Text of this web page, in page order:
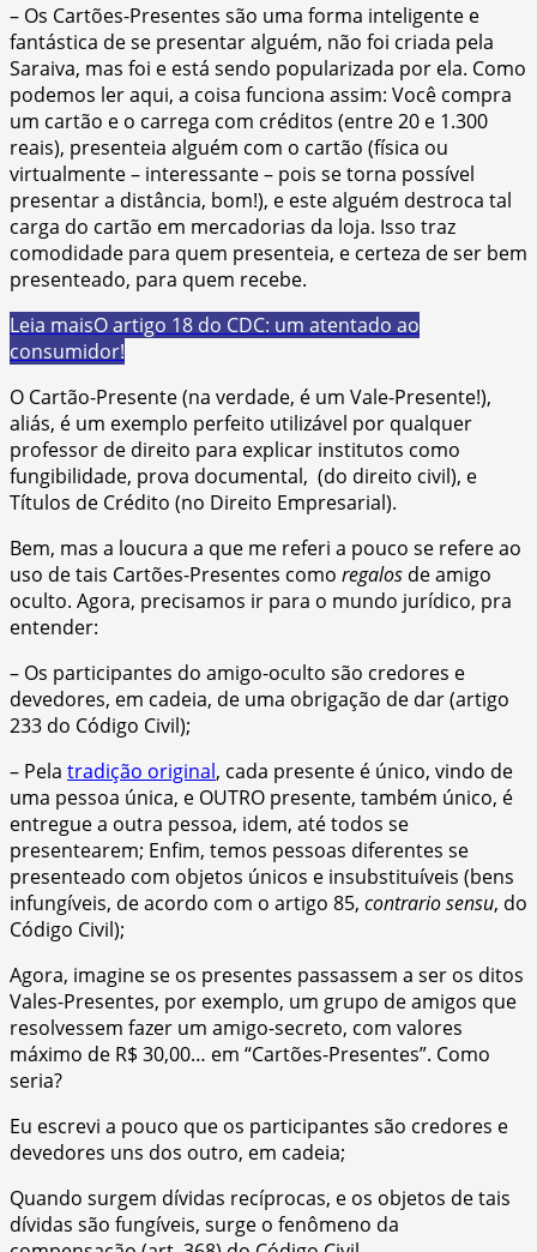
– Os Cartões-Presentes são uma forma inteligente e
fantástica de se presentar alguém, não foi criada pela
Saraiva, mas foi e está sendo popularizada por ela. Como
podemos ler aqui, a coisa funciona assim: Você compra
um cartão e o carrega com créditos (entre 20 e 1.300
reais), presenteia alguém com o cartão (física ou
virtualmente – interessante – pois se torna possível
presentar a distância, bom!), e este alguém destroca tal
carga do cartão em mercadorias da loja. Isso traz
comodidade para quem presenteia, e certeza de ser bem
presenteado, para quem recebe.
Leia maisO artigo 18 do CDC: um atentado ao
consumidor!
O Cartão-Presente (na verdade, é um Vale-Presente!),
aliás, é um exemplo perfeito utilizável por qualquer
professor de direito para explicar institutos como
fungibilidade, prova documental, (do direito civil), e
Títulos de Crédito (no Direito Empresarial).
Bem, mas a loucura a que me referi a pouco se refere ao
uso de tais Cartões-Presentes como regalos de amigo
oculto. Agora, precisamos ir para o mundo jurídico, pra
entender:
– Os participantes do amigo-oculto são credores e
devedores, em cadeia, de uma obrigação de dar (artigo
233 do Código Civil);
– Pela tradição original, cada presente é único, vindo de
uma pessoa única, e OUTRO presente, também único, é
entregue a outra pessoa, idem, até todos se
presentearem; Enfim, temos pessoas diferentes se
presenteado com objetos únicos e insubstituíveis (bens
infungíveis, de acordo com o artigo 85, contrario sensu, do
Código Civil);
Agora, imagine se os presentes passassem a ser os ditos
Vales-Presentes, por exemplo, um grupo de amigos que
resolvessem fazer um amigo-secreto, com valores
máximo de R$ 30,00… em “Cartões-Presentes”. Como
seria?
Eu escrevi a pouco que os participantes são credores e
devedores uns dos outro, em cadeia;
Quando surgem dívidas recíprocas, e os objetos de tais
dívidas são fungíveis, surge o fenômeno da